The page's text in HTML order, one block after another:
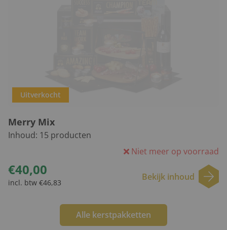
Uitverkocht
Merry Mix
Inhoud: 15 producten
Niet meer op voorraad
€40,00
incl. btw €46,83
Bekijk inhoud
Alle kerstpakketten